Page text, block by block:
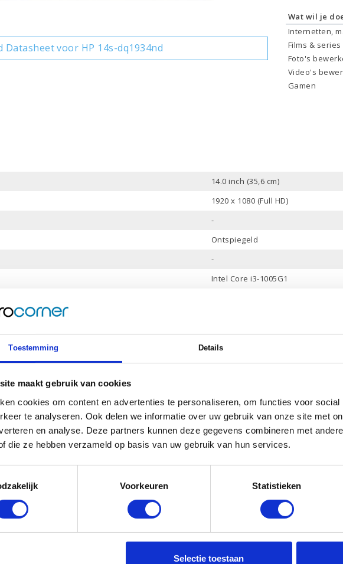
Toestemming Details
maakt gebruik van cookies
cookies om content en advertenties te personaliseren, om functies voor
te analyseren. Ook delen we informatie over uw gebruik van onze site met
en analyse. Deze partners kunnen deze gegevens combineren met
die ze hebben verzameld op basis van uw gebruik van hun services.
Voorkeuren Statistieken
Selectie toestaan
Datasheet voor HP 14s-dq1934nd
Wat wil je
Internetten,
Films &
Foto's
Video's
Gamen
14.0 inch (35,6 cm)
1920 x 1080 (Full HD)
-
Ontspiegeld
-
Intel Core i3-1005G1
1.2 tot 3.4 GHz
Intel UHD Graphics
-
HP Audio, 2 luidsprekers
3